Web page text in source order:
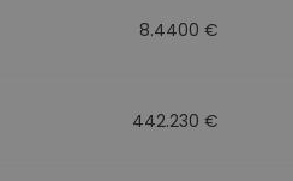
8.4400 €
442.230 €